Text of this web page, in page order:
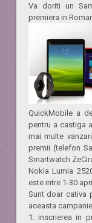
Va doriti un
premiera in
QuickMobile a
pentru a castiga
mai multe
premii (telefon
Smartwatch
Nokia Lumia
este intre 1-30
Sunt doar cativa
aceasta
1. inscrierea in